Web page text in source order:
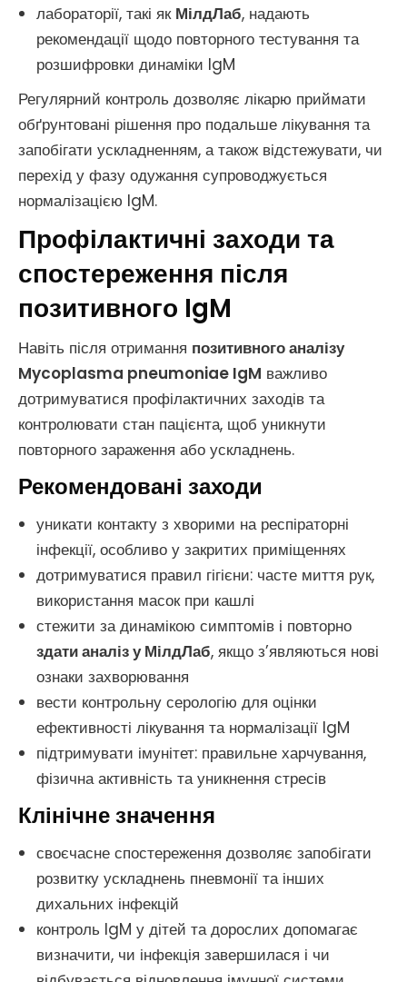
лабораторії, такі як МілдЛаб, надають
рекомендації щодо повторного тестування та
розшифровки динаміки IgM
Регулярний контроль дозволяє лікарю приймати
обґрунтовані рішення про подальше лікування та
запобігати ускладненням, а також відстежувати, чи
перехід у фазу одужання супроводжується
нормалізацією IgM.
Профілактичні заходи та
спостереження після
позитивного IgM
Навіть після отримання позитивного аналізу
Mycoplasma pneumoniae IgM важливо
дотримуватися профілактичних заходів та
контролювати стан пацієнта, щоб уникнути
повторного зараження або ускладнень.
Рекомендовані заходи
уникати контакту з хворими на респіраторні
інфекції, особливо у закритих приміщеннях
дотримуватися правил гігієни: часте миття рук,
використання масок при кашлі
стежити за динамікою симптомів і повторно
здати аналіз у МілдЛаб, якщо з’являються нові
ознаки захворювання
вести контрольну серологію для оцінки
ефективності лікування та нормалізації IgM
підтримувати імунітет: правильне харчування,
фізична активність та уникнення стресів
Клінічне значення
своєчасне спостереження дозволяє запобігати
розвитку ускладнень пневмонії та інших
дихальних інфекцій
контроль IgM у дітей та дорослих допомагає
визначити, чи інфекція завершилася і чи